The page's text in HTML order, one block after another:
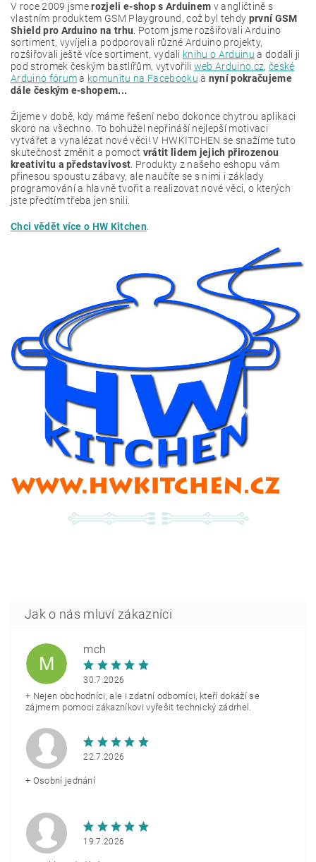
V roce 2009 jsmerozjeli e-shop s Arduinem v angličtině s
vlastním produktem GSM Playground, což byl tehdy první GSM
Shield pro Arduino na trhu. Potom jsme rozšiřovali Arduino
sortiment, vyvíjeli a podporovali různé Arduino projekty,
rozšiřovali ještě více sortiment, vydali knihu o Arduinu a dodali ji
pod stromek českým bastlířům, vytvořili web Arduino.cz, české
Arduino fóruma komunitu na Facebooku a nyní pokračujeme
dále českým e-shopem...
Žijeme v době, kdy máme řešení nebo dokonce chytrou aplikaci
skoro na všechno. To bohužel nepřináší nejlepší motivaci
vytvářet a vynalézat nové věci! V HWKITCHEN se snažíme tuto
skutečnost změnit a pomoct vrátit lidem jejich přirozenou
kreativitu a představivost. Produkty z našeho eshopu vám
přinesou spoustu zábavy, ale naučíte se s nimi i základy
programování a hlavně tvořit a realizovat nové věci, o kterých
jste předtím třeba jen snili.
Chci vědět více o HW Kitchen.
M
mch
30.7.2026
+ Nejen obchodníci, ale i zdatní odborníci, kteří dokáží se
zájmem pomoci zákazníkovi vyřešit technický zádrhel.
22.7.2026
+ Osobní jednání
19.7.2026